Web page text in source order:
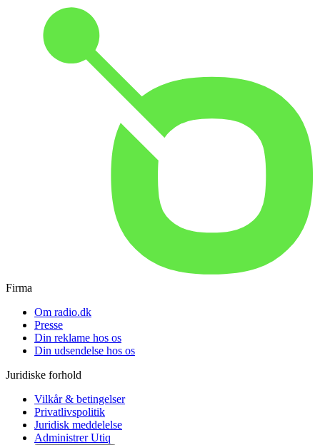
Firma
Om radio.dk
Presse
Din reklame hos os
Din udsendelse hos os
Juridiske forhold
Vilkår & betingelser
Privatlivspolitik
Juridisk meddelelse
Administrer Utiq